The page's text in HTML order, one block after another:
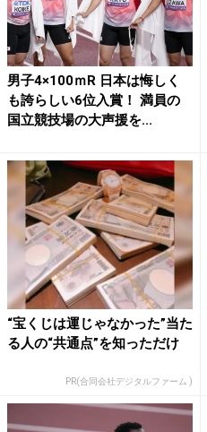
男子4×100ｍR 日本は悔しく
も誇らしい6位入賞！ 満員の
国立競技場の大声援を...
“宝くじは運じゃなかった”当た
る人の“共通点”を知っただけ
PR(合同会社デジタルファーム )